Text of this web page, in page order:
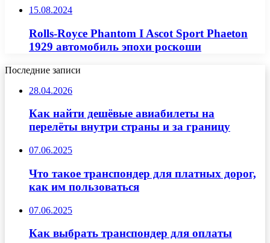
15.08.2024
Rolls-Royce Phantom I Ascot Sport Phaeton
1929 автомобиль эпохи роскоши
Последние записи
28.04.2026
Как найти дешёвые авиабилеты на
перелёты внутри страны и за границу
07.06.2025
Что такое транспондер для платных дорог,
как им пользоваться
07.06.2025
Как выбрать транспондер для оплаты